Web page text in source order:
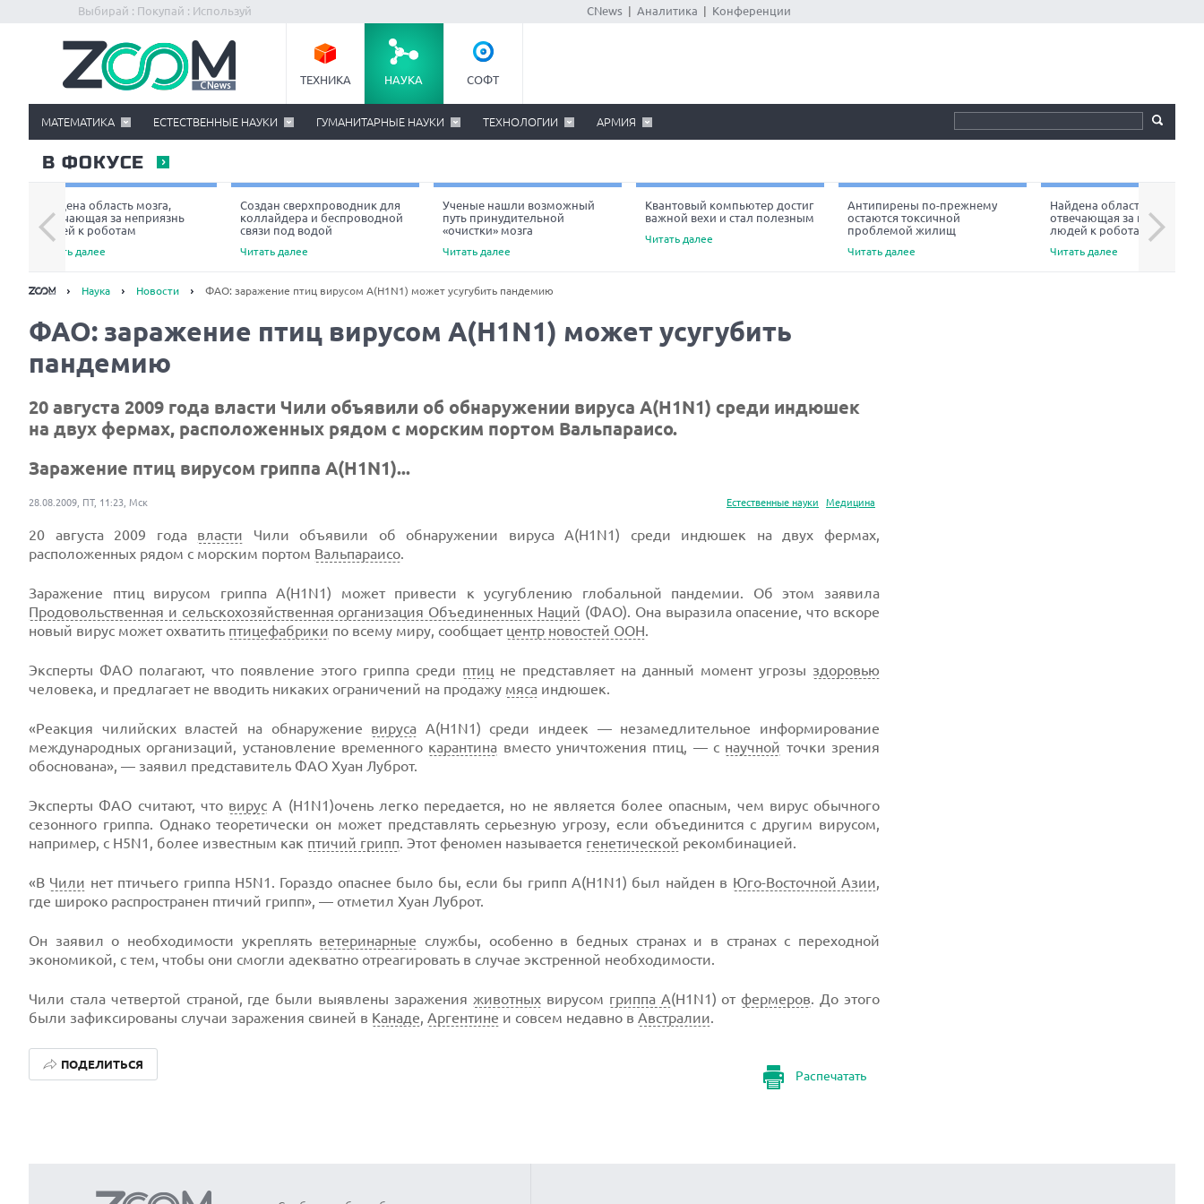
Выбирай : Покупай : Используй CNews Аналитика Конференции
ТЕХНИКА НАУКА СОФТ
МАТЕМАТИКА ЕСТЕСТВЕННЫЕ НАУКИ ГУМАНИТАРНЫЕ НАУКИ ТЕХНОЛОГИИ АРМИЯ
В ФОКУСЕ
Найдена область мозга,
отвечающая за неприязнь
людей к роботам
Читать далее
Создан сверхпроводник для
коллайдера и беспроводной
связи под водой
Читать далее
Ученые нашли возможный
путь принудительной
«очистки» мозга
Читать далее
Квантовый компьютер достиг
важной вехи и стал полезным
Читать далее
Антипирены по-прежнему
остаются токсичной
проблемой жилищ
Читать далее
Найдена область мозга,
отвечающая за неприязнь
людей к роботам
Читать далее
Next
Наука Новости ФАО: заражение птиц вирусом А(H1N1) может усугубить пандемию
ФАО: заражение птиц вирусом А(H1N1) может усугубить
пандемию
20 августа 2009 года власти Чили объявили об обнаружении вируса А(H1N1) среди индюшек
на двух фермах, расположенных рядом с морским портом Вальпараисо.
Заражение птиц вирусом гриппа А(H1N1)...
Естественные науки Медицина
28.08.2009, ПТ, 11:23, Мск
20 августа 2009 года власти Чили объявили об обнаружении вируса А(H1N1) среди индюшек на двух фермах,
расположенных рядом с морским портом Вальпараисо.
Заражение птиц вирусом гриппа А(H1N1) может привести к усугублению глобальной пандемии. Об этом заявила
Продовольственная и сельскохозяйственная организация Объединенных Наций (ФАО). Она выразила опасение, что вскоре
новый вирус может охватить птицефабрики по всему миру, сообщает центр новостей ООН.
Эксперты ФАО полагают, что появление этого гриппа среди птиц не представляет на данный момент угрозы здоровью
человека, и предлагает не вводить никаких ограничений на продажу мяса индюшек.
«Реакция чилийских властей на обнаружение вируса А(H1N1) среди индеек — незамедлительное информирование
международных организаций, установление временного карантина вместо уничтожения птиц, — с научной точки зрения
обоснована», — заявил представитель ФАО Хуан Луброт.
Эксперты ФАО считают, что вирус А (H1N1)очень легко передается, но не является более опасным, чем вирус обычного
сезонного гриппа. Однако теоретически он может представлять серьезную угрозу, если объединится с другим вирусом,
например, с H5N1, более известным как птичий грипп. Этот феномен называется генетической рекомбинацией.
«В Чили нет птичьего гриппа H5N1. Гораздо опаснее было бы, если бы грипп А(H1N1) был найден в Юго-Восточной Азии,
где широко распространен птичий грипп», — отметил Хуан Луброт.
Он заявил о необходимости укреплять ветеринарные службы, особенно в бедных странах и в странах с переходной
экономикой, с тем, чтобы они смогли адекватно отреагировать в случае экстренной необходимости.
Чили стала четвертой страной, где были выявлены заражения животныхвирусом гриппа А(H1N1) отфермеров. До этого
были зафиксированы случаи заражения свиней в Канаде, Аргентине и совсем недавно в Австралии.
Распечатать
ПОДЕЛИТЬСЯ